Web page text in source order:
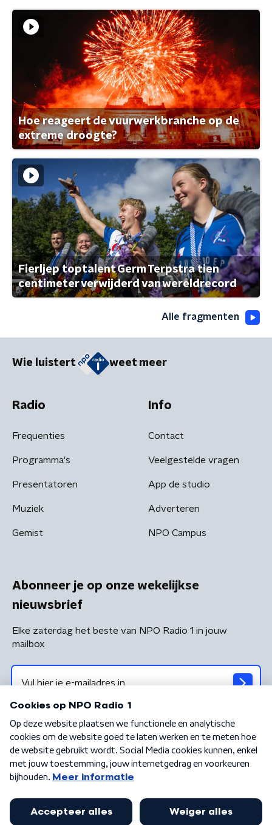
Hoe reageert de vuurwerkbranche op de
extreme droogte?
Fierljep toptalent Germ Terpstra tien
centimeter verwijderd van wereldrecord
Alle fragmenten
Wie luistert weet meer
Radio
Frequenties
Programma's
Presentatoren
Muziek
Gemist
Info
Contact
Veelgestelde vragen
App de studio
Adverteren
NPO Campus
Abonneer je op onze wekelijkse
nieuwsbrief
Elke zaterdag het beste van NPO Radio 1 in jouw
mailbox
Algemene voorwaarden